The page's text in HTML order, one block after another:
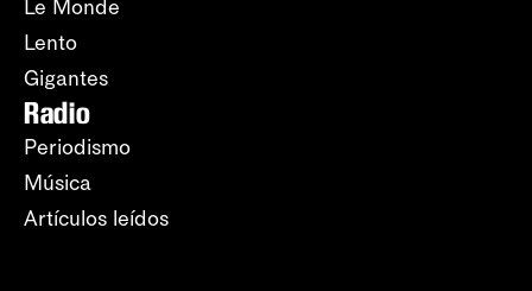
Le Monde
Lento
Gigantes
Radio
Periodismo
Música
Artículos leídos